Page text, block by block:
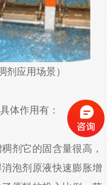
剂应用场景）
作用有：
它的固含量很高，
泡剂原液快速膨胀增